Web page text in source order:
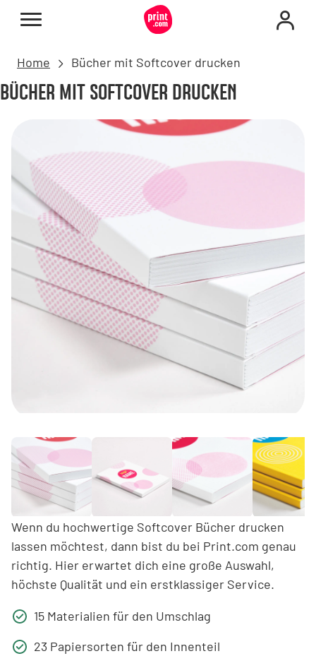
Home Bücher mit Softcover drucken
BÜCHER MIT SOFTCOVER DRUCKEN
Wenn du hochwertige Softcover Bücher drucken
lassen möchtest, dann bist du bei Print.com genau
richtig. Hier erwartet dich eine große Auswahl,
höchste Qualität und ein erstklassiger Service.
15 Materialien für den Umschlag
23 Papiersorten für den Innenteil